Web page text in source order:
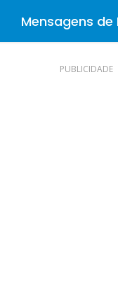
Mensagens de
PUBLICIDADE